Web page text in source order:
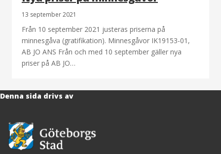
13 september 2021
Från 10 september 2021 justeras priserna på
minnesgåva (gratifikation). Minnesgåvor IK19153-01,
AB JO ANS Från och med 10 september gäller nya
priser på AB JO…
Denna sida drivs av